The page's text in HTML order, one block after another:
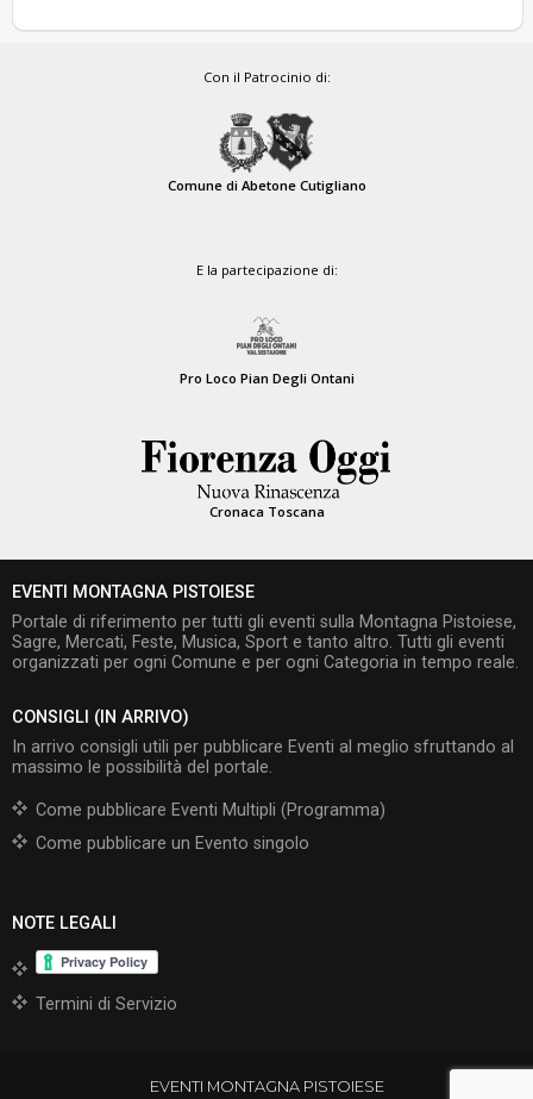
Con il Patrocinio di:
Comune di Abetone Cutigliano
E la partecipazione di:
Pro Loco Pian Degli Ontani
Cronaca Toscana
EVENTI MONTAGNA PISTOIESE
Portale di riferimento per tutti gli eventi sulla Montagna Pistoiese,
Sagre, Mercati, Feste, Musica, Sport e tanto altro. Tutti gli eventi
organizzati per ogni Comune e per ogni Categoria in tempo reale.
CONSIGLI (IN ARRIVO)
In arrivo consigli utili per pubblicare Eventi al meglio sfruttando al
massimo le possibilità del portale.
Come pubblicare Eventi Multipli (Programma)
Come pubblicare un Evento singolo
NOTE LEGALI
Termini di Servizio
EVENTI MONTAGNA PISTOIESE